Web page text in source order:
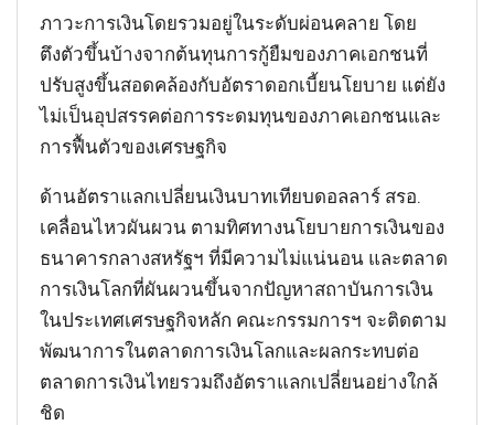
ภาวะการเงินโดยรวมอยู่ในระดับผ่อนคลาย โดย
ตึงตัวขึ้นบ้างจากต้นทุนการกู้ยืมของภาคเอกชนที่
ปรับสูงขึ้นสอดคล้องกับอัตราดอกเบี้ยนโยบาย แต่ยัง
ไม่เป็นอุปสรรคต่อการระดมทุนของภาคเอกชนและ
การฟื้นตัวของเศรษฐกิจ
ด้านอัตราแลกเปลี่ยนเงินบาทเทียบดอลลาร์ สรอ.
เคลื่อนไหวผันผวน ตามทิศทางนโยบายการเงินของ
ธนาคารกลางสหรัฐฯ ที่มีความไม่แน่นอน และตลาด
การเงินโลกที่ผันผวนขึ้นจากปัญหาสถาบันการเงิน
ในประเทศเศรษฐกิจหลัก คณะกรรมการฯ จะติดตาม
พัฒนาการในตลาดการเงินโลกและผลกระทบต่อ
ตลาดการเงินไทยรวมถึงอัตราแลกเปลี่ยนอย่างใกล้
ชิด